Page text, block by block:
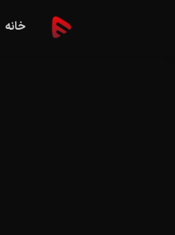
خانه